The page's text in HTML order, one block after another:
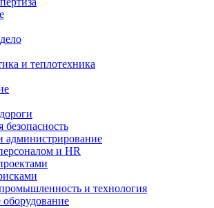
и теплотехника
безопасность
администрирование
и HR
и технология